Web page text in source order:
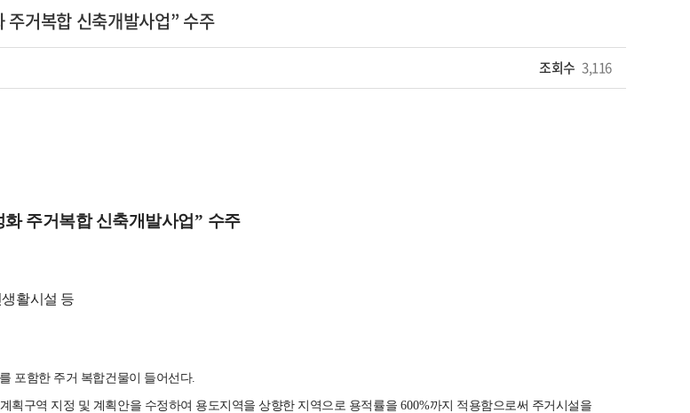
거복합 신축개발사업” 수주
조회수 3,116
주거복합 신축개발사업” 수주
활시설 등
포함한 주거 복합건물이 들어선다.
획구역 지정 및 계획안을 수정하여 용도지역을 상향한 지역으로 용적률을 600%까지 적용함으로써 주거시설을